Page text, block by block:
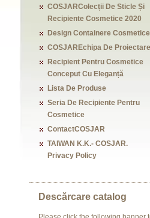
COSJARColecții De Sticle Și
Recipiente Cosmetice 2020
Design Containere Cosmetice
COSJAREchipa De Proiectare
Recipient Pentru Cosmetice
Conceput Cu Eleganță
Lista De Produse
Seria De Recipiente Pentru
Cosmetice
ContactCOSJAR
TAIWAN K.K.- COSJAR.
Privacy Policy
Descărcare catalog